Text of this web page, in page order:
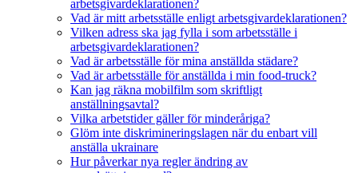
arbetsgivardeklarationen?
Vad är mitt arbetsställe enligt arbetsgivardeklarationen?
Vilken adress ska jag fylla i som arbetsställe i
arbetsgivardeklarationen?
Vad är arbetsställe för mina anställda städare?
Vad är arbetsställe för anställda i min food-truck?
Kan jag räkna mobilfilm som skriftligt
anställningsavtal?
Vilka arbetstider gäller för minderåriga?
Glöm inte diskrimineringslagen när du enbart vill
anställa ukrainare
Hur påverkar nya regler ändring av